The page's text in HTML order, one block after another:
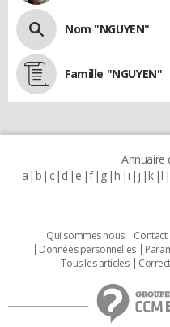
Nom "NGUYEN"
Famille "NGUYEN"
Annuaire
a b c d e f g h i j k l
Qui sommes nous Contact
Données personnelles
Tous les articles